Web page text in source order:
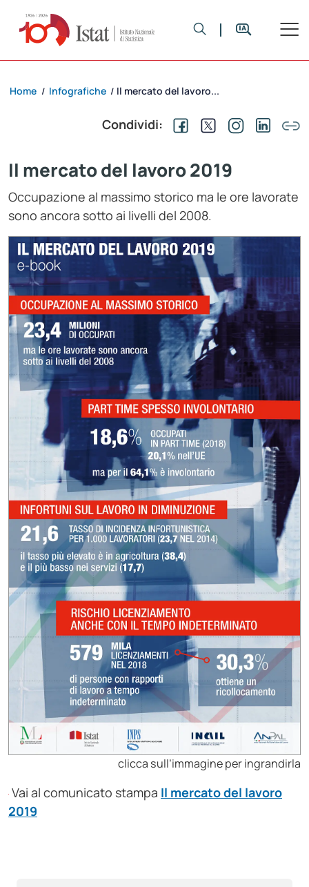
Home / Infografiche / Il mercato del lavoro...
Condividi:
Il mercato del lavoro 2019
Occupazione al massimo storico ma le ore lavorate
sono ancora sotto ai livelli del 2008.
clicca sull’immagine per ingrandirla
Vai al comunicato stampa Il mercato del lavoro
2019